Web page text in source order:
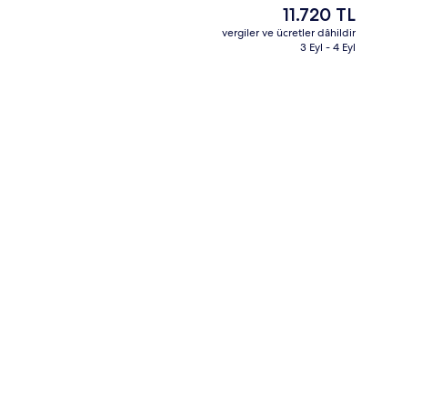
Şu
anki
fiyat
11.720 TL
vergiler ve ücretler dâhildir
3 Eyl - 4 Eyl